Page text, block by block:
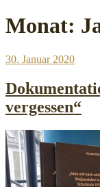
Monat:
Veröffentlicht
30. Januar 2020
vergessen“